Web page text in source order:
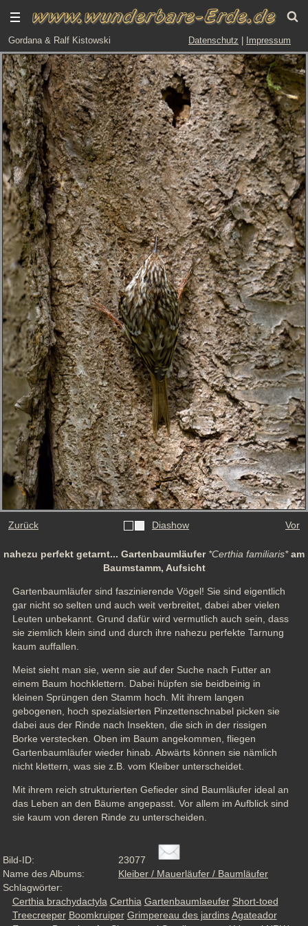
Gordana & Ralf Kistowski Datenschutz Impressum
Zurück Diashow Vor
nahezu perfekt getarnt... Gartenbaumläufer *Certhia familiaris*am
Baumstamm, Aufsicht
Gartenbaumläufer sind faszinierende Vögel! Sie sind eigentlich
gar nicht so selten und auch weit verbreitet, dabei aber vielen
Leuten unbekannt. Grund dafür wird vermutlich auch sein, dass
sie ziemlich klein sind und durch ihre nahezu perfekte Tarnung
kaum auffallen.
Meist sieht man sie, wenn sie auf der Suche nach Futter an
einem Baum hochklettern. Dabei hüpfen sie beidbeinig in
kleinen Sprüngen den Stamm hoch. Mit ihrem langen
gebogenen, hoch spezialsierten Pinzettenschnabel picken sie
dabei aus der Rinde nach Insekten, die sich in der rissigen
Borke verstecken. Oben im Baum angekommen, fliegen
Gartenbaumläufer wieder hinab. Abwärts können sie nämlich
nicht klettern, was sie z.B. vom Kleiber unterscheidet.
Mit ihrem reich strukturierten Gefieder sind Baumläufer ideal an
das Leben an den Bäume angepasst. Vor allem im Aufblick sind
sie kaum von deren Rinde zu unterscheiden.
Bild-ID:
23077
Name des Albums:
Kleiber / Mauerläufer / Baumläufer
Schlagwörter:
Certhia brachydactyla Certhia Gartenbaumlaeufer Short-toed
Treecreeper Boomkruiper Grimpereau des jardins Agateador